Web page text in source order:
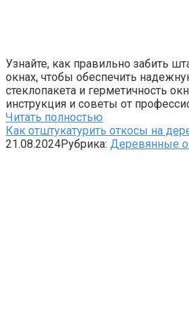
Узнайте, как правильно забить
окнах, чтобы обеспечить
стеклопакета и герметичность
инструкция и советы от
Читать полностью
Как отштукатурить откосы на
21.08.2024Рубрика: Деревянные